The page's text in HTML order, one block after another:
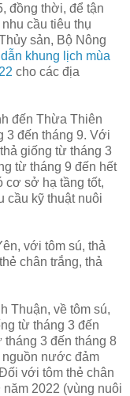
đồng thời, để tận
cầu tiêu thụ
sản, Bộ Nông
khung lịch mùa
cho các địa
đến Thừa Thiên
3 đến tháng 9. Với
giống từ tháng 3
từ tháng 9 đến hết
cơ sở hạ tầng tốt,
cầu kỹ thuật nuôi
với tôm sú, thả
chân trắng, thả
Thuận, về tôm sú,
từ tháng 3 đến
tháng 3 đến tháng 8
nước đảm
với tôm thẻ chân
2022 (vùng nuôi